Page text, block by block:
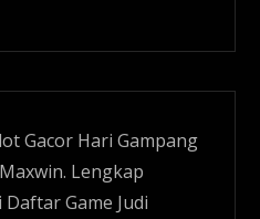
Gacor Hari Gampang
Lengkap
Game Judi